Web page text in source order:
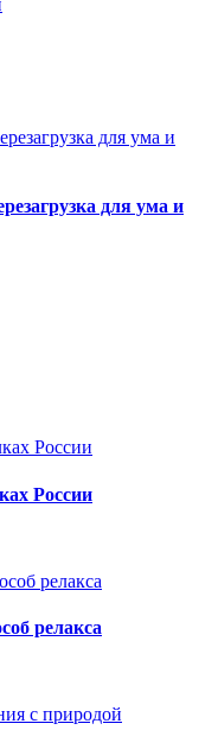
для ума и
России
релакса